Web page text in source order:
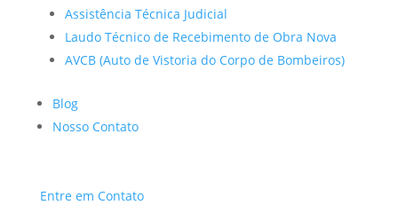
Assistência Técnica Judicial
Laudo Técnico de Recebimento de Obra Nova
AVCB (Auto de Vistoria do Corpo de Bombeiros)
Blog
Nosso Contato
Entre em Contato